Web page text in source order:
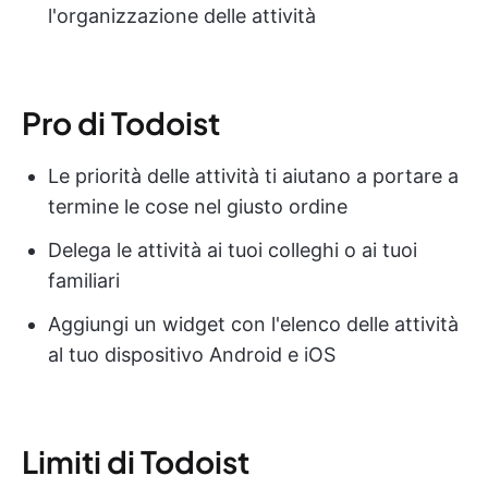
l'organizzazione delle attività
Pro di Todoist
Le priorità delle attività ti aiutano a portare a
termine le cose nel giusto ordine
Delega le attività ai tuoi colleghi o ai tuoi
familiari
Aggiungi un widget con l'elenco delle attività
al tuo dispositivo Android e iOS
Limiti di Todoist